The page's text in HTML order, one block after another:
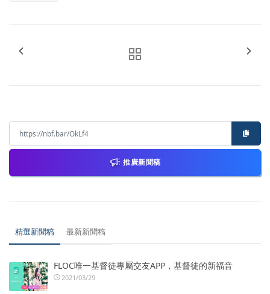
推廣新聞稿
精選新聞稿 最新新聞稿
FLOC唯一基督徒專屬交友APP，基督徒的新福音
2021/03/29